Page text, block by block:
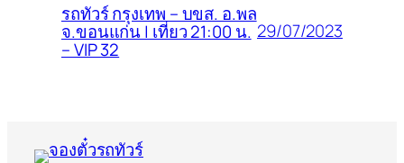
รถทัวร์ กรุงเทพ – บขส. อ.พล
จ.ขอนแก่น | เที่ยว 21:00 น.
– VIP 32
29/07/2023